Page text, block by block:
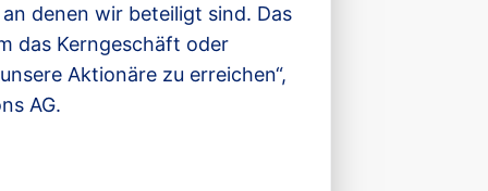
denen wir beteiligt sind. Das
das Kerngeschäft oder
Aktionäre zu erreichen“,
AG.